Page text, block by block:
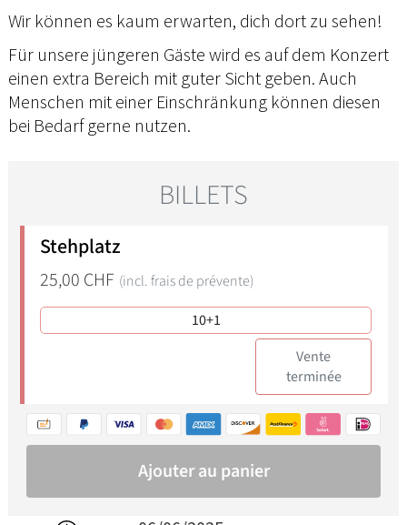
Wir können es kaum erwarten, dich dort zu sehen!
Für unsere jüngeren Gäste wird es auf dem Konzert
einen extra Bereich mit guter Sicht geben. Auch
Menschen mit einer Einschränkung können diesen
bei Bedarf gerne nutzen.